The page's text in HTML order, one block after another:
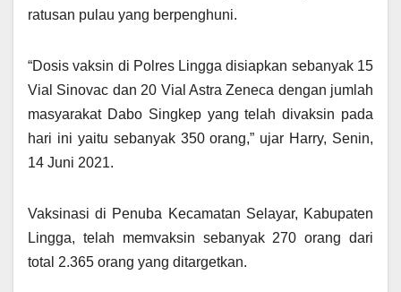
ratusan pulau yang berpenghuni.
“Dosis vaksin di Polres Lingga disiapkan sebanyak 15
Vial Sinovac dan 20 Vial Astra Zeneca dengan jumlah
masyarakat Dabo Singkep yang telah divaksin pada
hari ini yaitu sebanyak 350 orang,” ujar Harry, Senin,
14 Juni 2021.
Vaksinasi di Penuba Kecamatan Selayar, Kabupaten
Lingga, telah memvaksin sebanyak 270 orang dari
total 2.365 orang yang ditargetkan.